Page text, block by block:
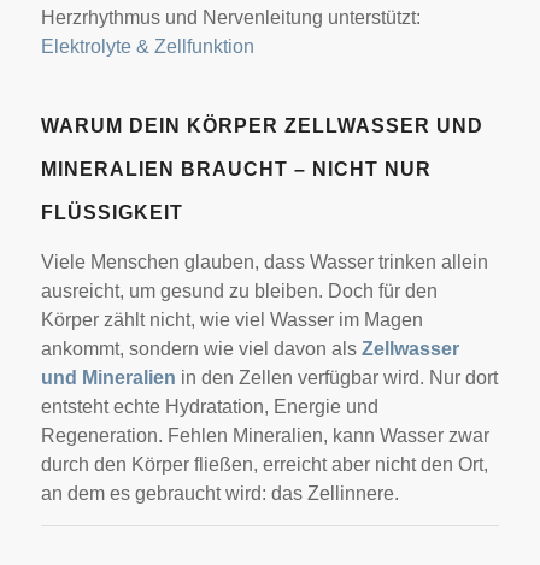
Herzrhythmus und Nervenleitung unterstützt:
Elektrolyte & Zellfunktion
WARUM DEIN KÖRPER ZELLWASSER UND
MINERALIEN BRAUCHT – NICHT NUR
FLÜSSIGKEIT
Viele Menschen glauben, dass Wasser trinken allein
ausreicht, um gesund zu bleiben. Doch für den
Körper zählt nicht, wie viel Wasser im Magen
ankommt, sondern wie viel davon als Zellwasser
und Mineralien in den Zellen verfügbar wird. Nur dort
entsteht echte Hydratation, Energie und
Regeneration. Fehlen Mineralien, kann Wasser zwar
durch den Körper fließen, erreicht aber nicht den Ort,
an dem es gebraucht wird: das Zellinnere.